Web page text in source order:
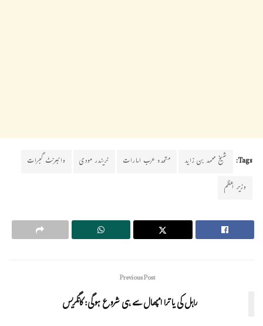
Tags: شیخ محمد بن زاید متحدہ عرب امارات نریندر مودی
وائبرنٹ گجرات
وزیر اعظم
Previous Post
راہل کی یاترا امپھال سے ہی شروع ہوگی: کانگریس